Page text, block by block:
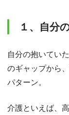
１、自分
自分の抱いてい
のギャップから
パターン。
介護といえば、